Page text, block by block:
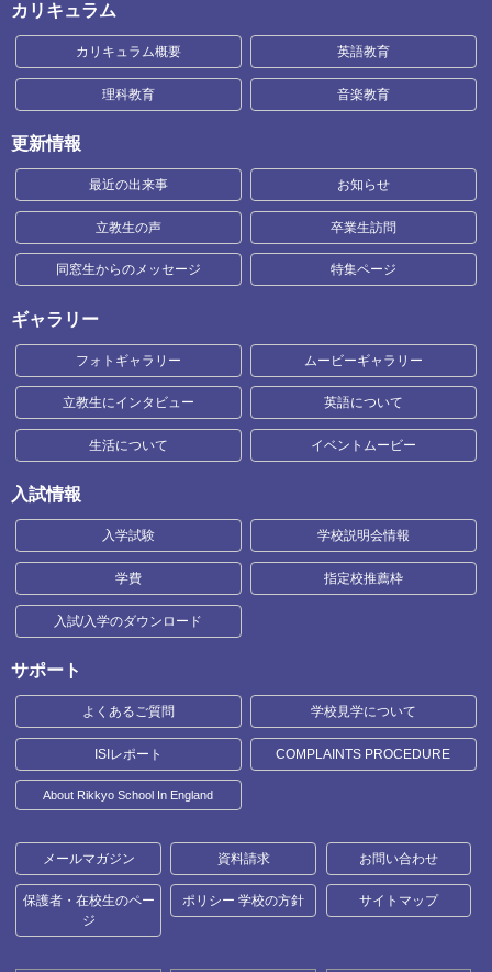
カリキュラム
カリキュラム概要 英語教育
理科教育 音楽教育
更新情報
最近の出来事 お知らせ
立教生の声 卒業生訪問
同窓生からのメッセージ 特集ページ
ギャラリー
フォトギャラリー ムービーギャラリー
立教生にインタビュー 英語について
生活について イベントムービー
入試情報
入学試験 学校説明会情報
学費 指定校推薦枠
入試/入学のダウンロード
サポート
よくあるご質問 学校見学について
ISIレポート COMPLAINTS PROCEDURE
About Rikkyo School In England
メールマガジン 資料請求 お問い合わせ
保護者・在校生のペー
ジ
ポリシー 学校の方針 サイトマップ